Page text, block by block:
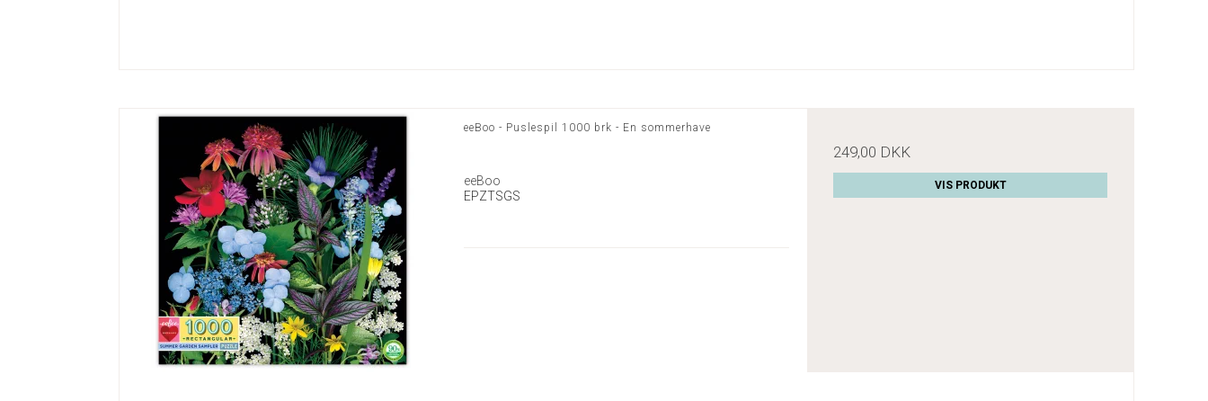
eeBoo - Puslespil 1000 brk - En sommerhave
eeBoo
EPZTSGS
249,00 DKK
VIS PRODUKT